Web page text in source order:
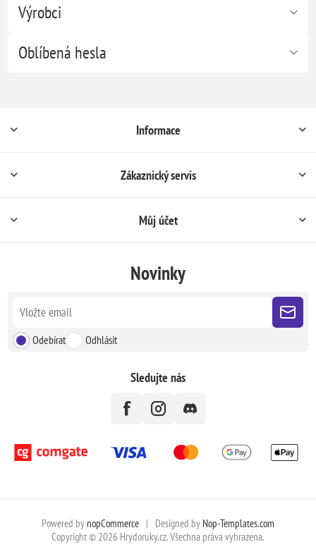
Výrobci
Oblíbená hesla
Informace
Zákaznický servis
Můj účet
Novinky
Odebírat Odhlásit
Sledujte nás
Powered by nopCommerce | Designed by Nop-Templates.com
Copyright © 2026 Hrydoruky.cz. Všechna práva vyhrazena.